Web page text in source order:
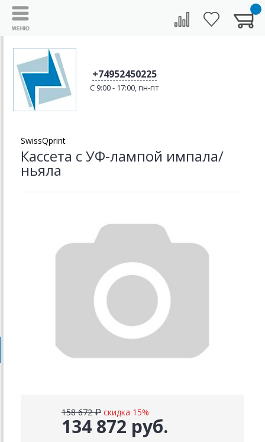
+74952450225
C 9:00 - 17:00, пн-пт
SwissQprint
Кассета с УФ-лампой импала/
ньяла
134 872 руб.
158 672 ₽ скидка 15%